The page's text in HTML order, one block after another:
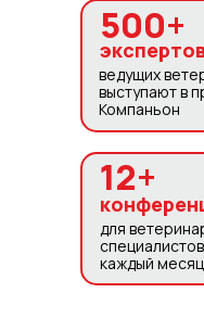
12+
для
каждый
500+
ведущих
выступают в
Компаньон